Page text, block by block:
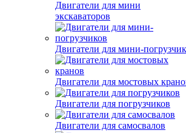
Двигатели для мини
экскаваторов
Двигатели для мини-
Двигатели для мостовых
Двигатели для погрузчиков
Двигатели для самосвалов